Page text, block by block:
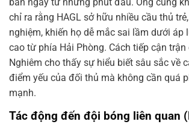
chỉ ra rằng HAGL sở hữu nhiều cầu thủ
nghiệm, khiến họ dễ mắc sai lầm dưới áp
cao từ phía Hải Phòng. Cách tiếp cận trận
Nghiêm cho thấy sự hiểu biết sâu sắc về
điểm yếu của đối thủ mà không cần quá
mạnh.
Tác động đến đội bóng liên quan